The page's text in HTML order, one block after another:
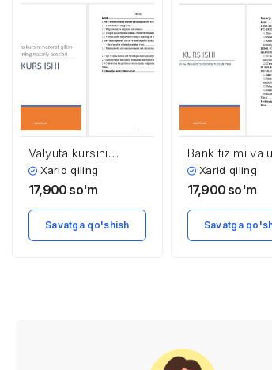
Valyuta kursini
nazorat qilish va
uning nazariy
Xarid qiling
17,900 so'm
Savatga qo'shish
Bank tizimi va
iqtisodiyotda
o’rni
Xarid qiling
17,900 so'm
Savatga